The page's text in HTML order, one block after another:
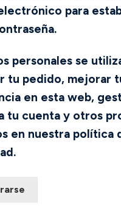
para
personales se
tu pedido, mejorar
en esta web,
tu cuenta y otros
en nuestra política
.